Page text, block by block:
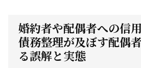
婚約者や配偶者への信
債務整理が及ぼす配偶
る誤解と実態